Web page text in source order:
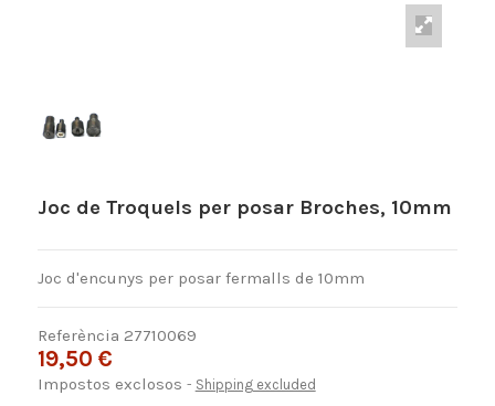
Joc de Troquels per posar Broches, 10mm
Joc d'encunys per posar fermalls de 10mm
Referència 27710069
19,50 €
Impostos exclosos Shipping excluded